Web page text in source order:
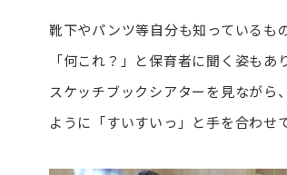
靴下やパンツ等自分も知っているも
「何これ？」と保育者に聞く姿もあ
スケッチブックシアターを見なが
ように「すいすいっ」と手を合わせ